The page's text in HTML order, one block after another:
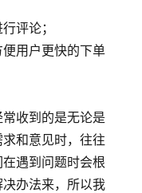
评论；
用户更快的下单
收到的是无论是
和意见时，往往
遇到问题时会根
办法来，所以我